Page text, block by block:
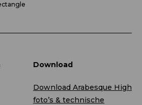
Download
Download Arabesque High
foto’s & technische